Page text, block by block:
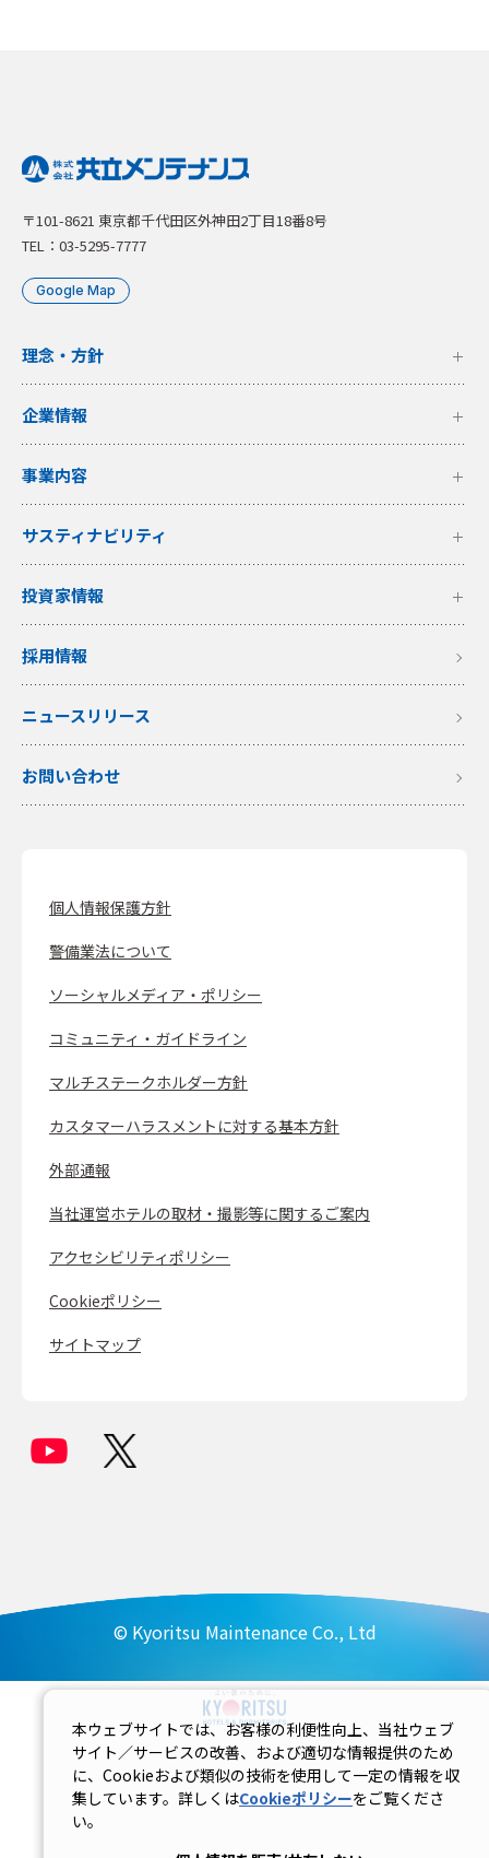
〒101-8621 東京都千代田区外神田2丁目18番8号
TEL：03-5295-7777
Google Map
理念・方針
企業情報
事業内容
サスティナビリティ
投資家情報
採用情報
ニュースリリース
お問い合わせ
個人情報保護方針
警備業法について
ソーシャルメディア・ポリシー
コミュニティ・ガイドライン
マルチステークホルダー方針
カスタマーハラスメントに対する基本方針
外部通報
当社運営ホテルの取材・撮影等に関するご案内
アクセシビリティポリシー
Cookieポリシー
サイトマップ
© Kyoritsu Maintenance Co., Ltd
本ウェブサイトでは、お客様の利便性向上、当社ウェブ
サイト／サービスの改善、および適切な情報提供のため
に、Cookieおよび類似の技術を使用して一定の情報を収
集しています。詳しくはCookieポリシーをご覧くださ
い。